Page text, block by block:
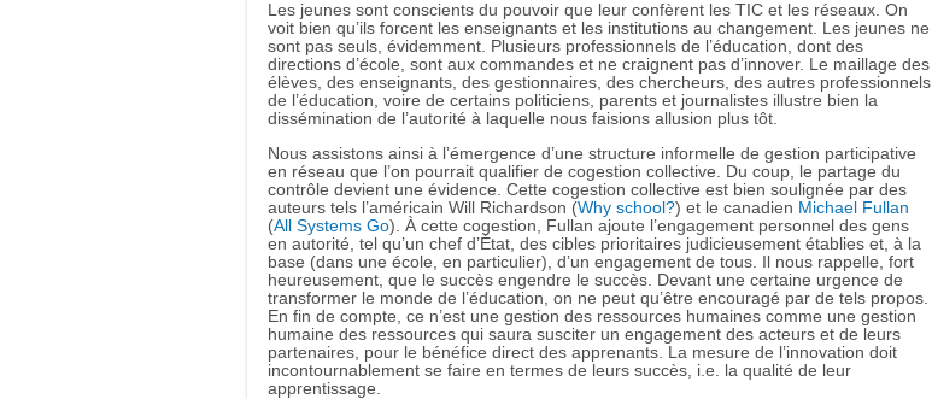
Les jeunes sont conscients du pouvoir que leur confèrent les TIC et les réseaux. On
voit bien qu’ils forcent les enseignants et les institutions au changement. Les jeunes ne
sont pas seuls, évidemment. Plusieurs professionnels de l’éducation, dont des
directions d’école, sont aux commandes et ne craignent pas d’innover. Le maillage des
élèves, des enseignants, des gestionnaires, des chercheurs, des autres professionnels
de l’éducation, voire de certains politiciens, parents et journalistes illustre bien la
dissémination de l’autorité à laquelle nous faisions allusion plus tôt.
Nous assistons ainsi à l’émergence d’une structure informelle de gestion participative
en réseau que l’on pourrait qualifier de cogestion collective. Du coup, le partage du
contrôle devient une évidence. Cette cogestion collective est bien soulignée par des
auteurs tels l’américain Will Richardson (Why school?) et le canadien Michael Fullan
(All Systems Go). À cette cogestion, Fullan ajoute l’engagement personnel des gens
en autorité, tel qu’un chef d’État, des cibles prioritaires judicieusement établies et, à la
base (dans une école, en particulier), d’un engagement de tous. Il nous rappelle, fort
heureusement, que le succès engendre le succès. Devant une certaine urgence de
transformer le monde de l’éducation, on ne peut qu’être encouragé par de tels propos.
En fin de compte, ce n’est une gestion des ressources humaines comme une gestion
humaine des ressources qui saura susciter un engagement des acteurs et de leurs
partenaires, pour le bénéfice direct des apprenants. La mesure de l’innovation doit
incontournablement se faire en termes de leurs succès, i.e. la qualité de leur
apprentissage.